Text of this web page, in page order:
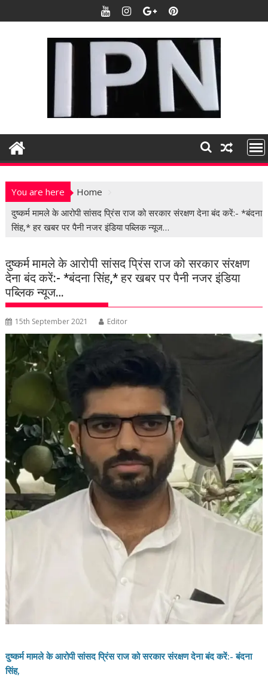
k
t
n
You are here
Home
दुष्कर्म मामले के आरोपी सांसद प्रिंस राज को सरकार संरक्षण देना बंद करें:- *बंदना
सिंह,* हर खबर पर पैनी नजर इंडिया पब्लिक न्यूज…
दुष्कर्म मामले के आरोपी सांसद प्रिंस राज को सरकार संरक्षण
देना बंद करें:- *बंदना सिंह,* हर खबर पर पैनी नजर इंडिया
पब्लिक न्यूज…
15th September 2021 Editor
दुष्कर्म मामले के आरोपी सांसद प्रिंस राज को सरकार संरक्षण देना बंद करें:- बंदना
सिंह,